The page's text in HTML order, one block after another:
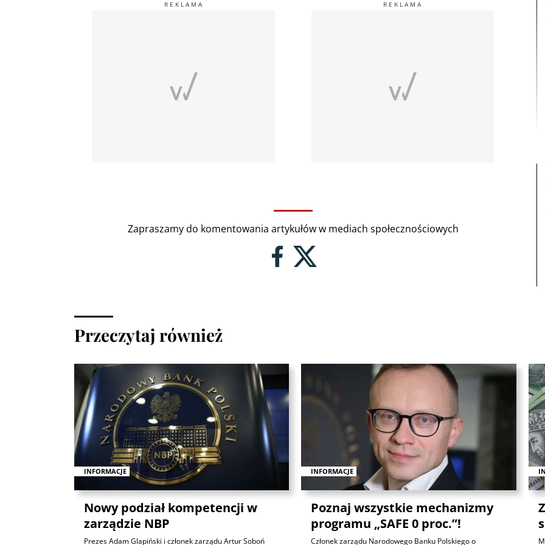
Zapraszamy do komentowania artykułów w mediach społecznościowych
Przeczytaj również
INFORMACJE
Nowy podział kompetencji w
zarządzie NBP
Prezes Adam Glapiński i członek zarządu Artur Soboń
INFORMACJE
Poznaj wszystkie mechanizmy
programu „SAFE 0 proc.”!
Członek zarządu Narodowego Banku Polskiego o